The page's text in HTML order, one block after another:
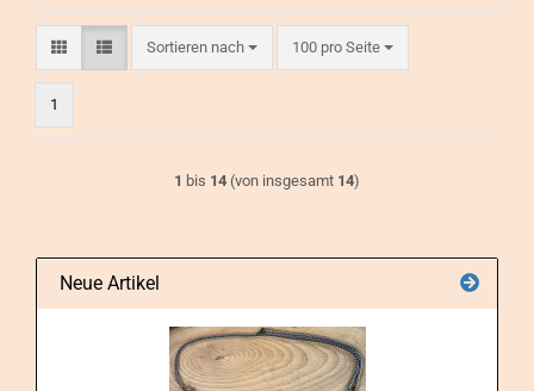
Sortieren nach
Sortieren nach 100 pro Seite
pro Seite
1
1 bis 14 (von insgesamt 14)
Neue Artikel